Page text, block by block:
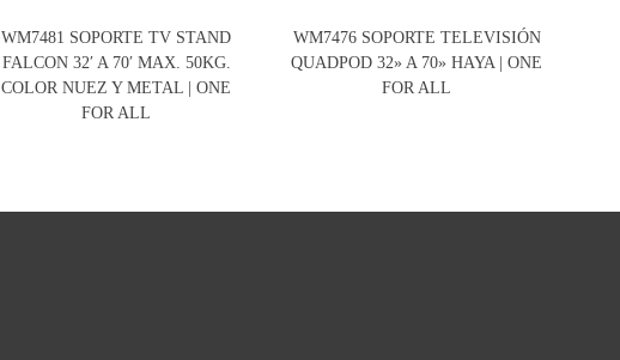
WM7481 SOPORTE TV STAND
FALCON 32′ A 70′ MAX. 50KG.
COLOR NUEZ Y METAL | ONE
FOR ALL
WM7476 SOPORTE TELEVISIÓN
QUADPOD 32» A 70» HAYA | ONE
FOR ALL